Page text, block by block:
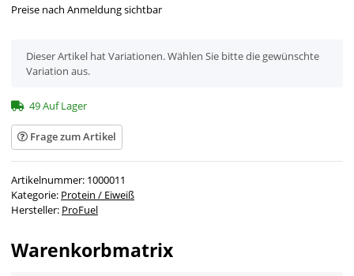
Preise nach Anmeldung sichtbar
x
Dieser Artikel hat Variationen. Wählen Sie bitte die gewünschte
Variation aus.
49 Auf Lager
Frage zum Artikel
Artikelnummer: 1000011
Kategorie: Protein / Eiweiß
Hersteller: ProFuel
Warenkorbmatrix